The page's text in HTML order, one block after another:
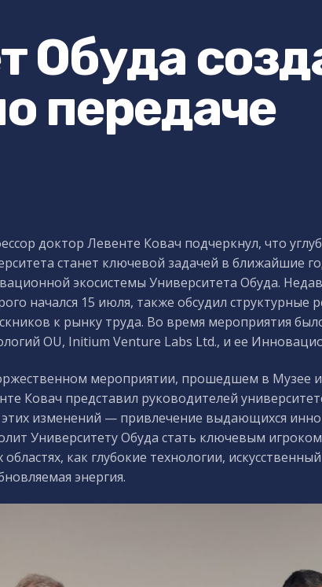
Обуда
передаче
доктор Левенте Ковач подчеркнул, что
станет ключевой задачей в
экосистемы Университета Обуда.
начался 15 июля, также обсудил
к рынку труда. Во время мероприятия
OU, Initium Venture Labs Ltd., и ее
мероприятии, прошедшем в Музее
Ковач представил руководителей
изменений — привлечение выдающихся
Университету Обуда стать ключевым
областях, как глубокие технологии,
энергия.